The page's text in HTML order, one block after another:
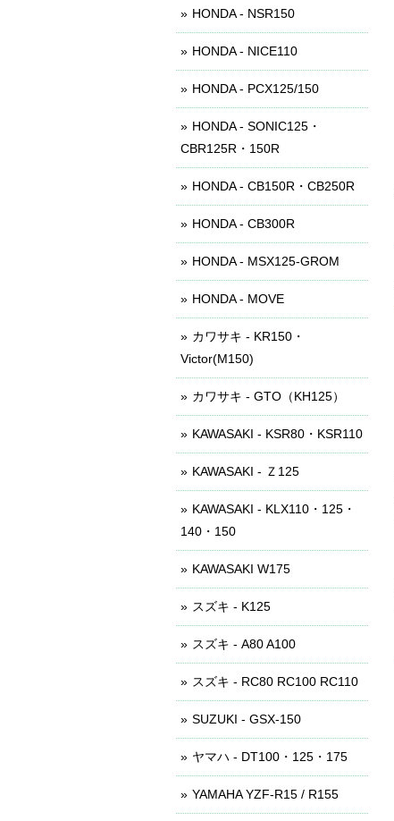
HONDA - NSR150
HONDA - NICE110
HONDA - PCX125/150
HONDA - SONIC125・
CBR125R・150R
HONDA - CB150R・CB250R
HONDA - CB300R
HONDA - MSX125-GROM
HONDA - MOVE
カワサキ - KR150・
Victor(M150)
カワサキ - GTO（KH125）
KAWASAKI - KSR80・KSR110
KAWASAKI - Ｚ125
KAWASAKI - KLX110・125・
140・150
KAWASAKI W175
スズキ - K125
スズキ - A80 A100
スズキ - RC80 RC100 RC110
SUZUKI - GSX-150
ヤマハ - DT100・125・175
YAMAHA YZF-R15 / R155